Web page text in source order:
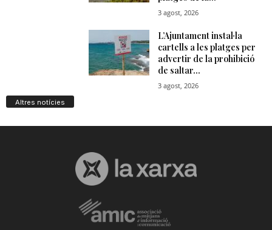
Altres notícies